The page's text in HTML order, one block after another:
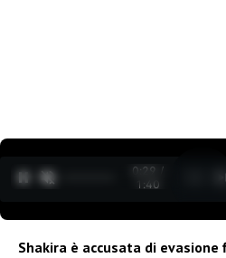
0:30 /
1:40
Shakira è accusata di